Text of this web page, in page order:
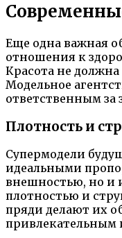
Еще одна важная
отношения к
Красота не
Модельное
ответственным за
Плотность и
Супермодели
идеальными
внешностью, но и
плотностью и
пряди делают их